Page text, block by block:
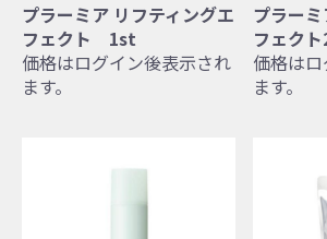
プラーミア リフティングエ
フェクト 1st
価格はログイン後表示され
ます。
プラー
フェク
価格は
ます。